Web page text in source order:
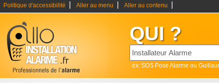
Politique d'accessibilité Aller au menu Aller au contenu
QUI ?
ex: SOS Pose Alarme ou